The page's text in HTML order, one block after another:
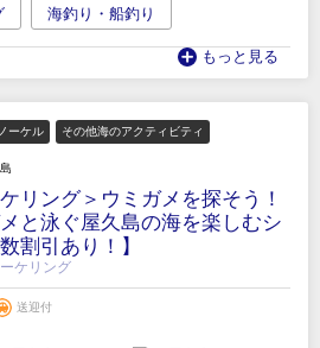
海釣り・船釣り
もっと見る
ーケル
その他海のアクティビティ
リング＞ウミガメを探そう！
と泳ぐ屋久島の海を楽しむシ
割引あり！】
ケリング
送迎付